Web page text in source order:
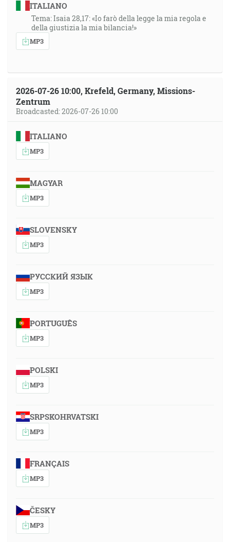
ITALIANO
Tema: Isaia 28,17: «Io farò della legge la mia regola e
della giustizia la mia bilancia!»
MP3
2026-07-26 10:00, Krefeld, Germany, Missions-
Zentrum
Broadcasted: 2026-07-26 10:00
ITALIANO
MP3
MAGYAR
MP3
SLOVENSKY
MP3
РУССКИЙ ЯЗЫК
MP3
PORTUGUÊS
MP3
POLSKI
MP3
SRPSKOHRVATSKI
MP3
FRANÇAIS
MP3
ČESKY
MP3